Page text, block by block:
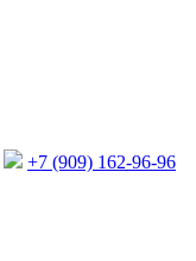
+7 (909) 162-96-96